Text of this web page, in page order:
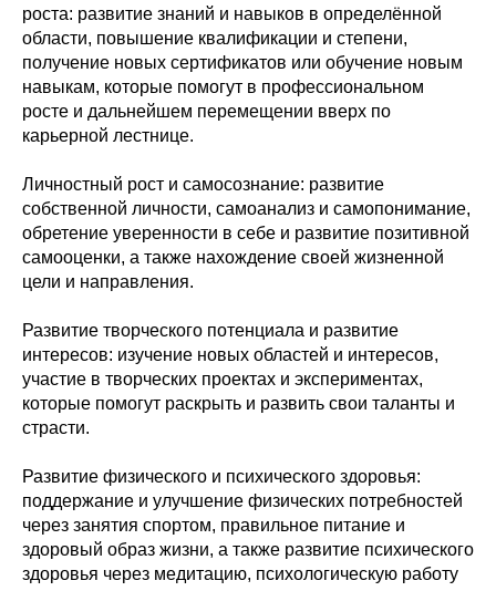
роста: развитие знаний и навыков в определённой
области, повышение квалификации и степени,
получение новых сертификатов или обучение новым
навыкам, которые помогут в профессиональном
росте и дальнейшем перемещении вверх по
карьерной лестнице.
Личностный рост и самосознание: развитие
собственной личности, самоанализ и самопонимание,
обретение уверенности в себе и развитие позитивной
самооценки, а также нахождение своей жизненной
цели и направления.
Развитие творческого потенциала и развитие
интересов: изучение новых областей и интересов,
участие в творческих проектах и экспериментах,
которые помогут раскрыть и развить свои таланты и
страсти.
Развитие физического и психического здоровья:
поддержание и улучшение физических потребностей
через занятия спортом, правильное питание и
здоровый образ жизни, а также развитие психического
здоровья через медитацию, психологическую работу